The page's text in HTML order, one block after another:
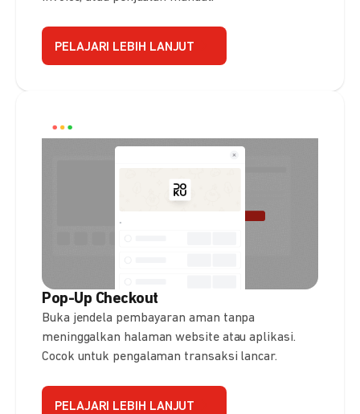
PELAJARI LEBIH LANJUT
Pop-Up Checkout
Buka jendela pembayaran aman tanpa
meninggalkan halaman website atau aplikasi.
Cocok untuk pengalaman transaksi lancar.
PELAJARI LEBIH LANJUT